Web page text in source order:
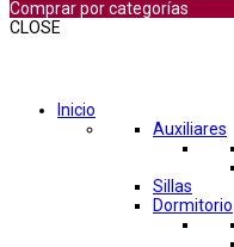
Comprar por categorías
CLOSE
Inicio
Auxiliares
Sillas
Dormitorio